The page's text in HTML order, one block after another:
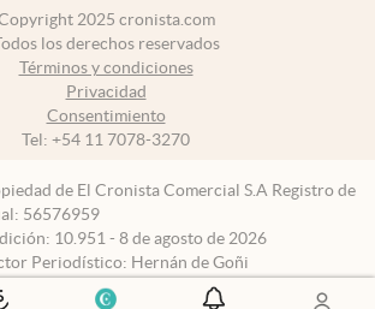
2025 cronista.com
los derechos reservados
Términos y condiciones
Privacidad
Consentimiento
Tel: +54 11 7078-3270
de El Cronista Comercial S.A Registro de
56576959
10.951 - 8 de agosto de 2026
Periodístico: Hernán de Goñi